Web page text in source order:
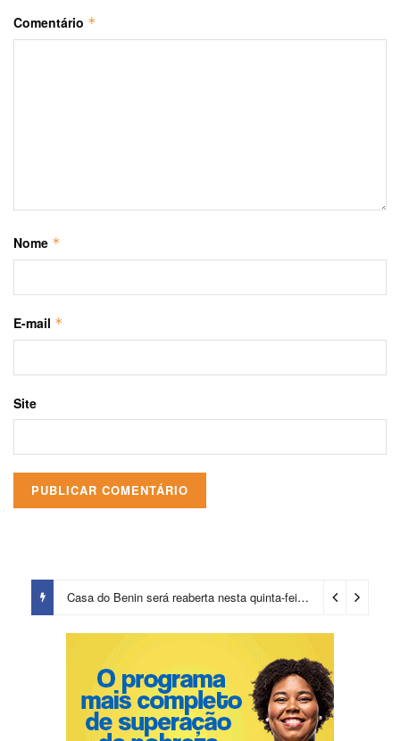
Comentário *
Nome *
E-mail *
Site
Casa do Benin será reaberta nesta quinta-feira (6) 2 dias ago